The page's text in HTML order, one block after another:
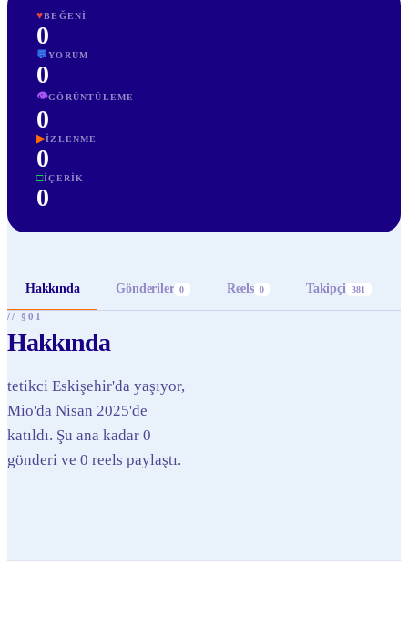
♥BEĞENI
0
💬YORUM
0
👁GÖRÜNTÜLEME
0
▶İZLENME
0
□İÇERIK
0
Hakkında Gönderiler 0 Reels 0 Takipçi 381
// §01
Hakkında
tetikci Eskişehir'da yaşıyor,
Mio'da Nisan 2025'de
katıldı. Şu ana kadar 0
gönderi ve 0 reels paylaştı.